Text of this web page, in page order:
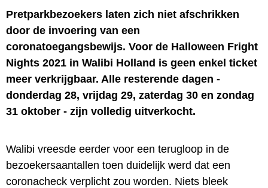
Pretparkbezoekers laten zich niet afschrikken
door de invoering van een
coronatoegangsbewijs. Voor de Halloween Fright
Nights 2021 in Walibi Holland is geen enkel ticket
meer verkrijgbaar. Alle resterende dagen -
donderdag 28, vrijdag 29, zaterdag 30 en zondag
31 oktober - zijn volledig uitverkocht.
Walibi vreesde eerder voor een terugloop in de
bezoekersaantallen toen duidelijk werd dat een
coronacheck verplicht zou worden. Niets bleek